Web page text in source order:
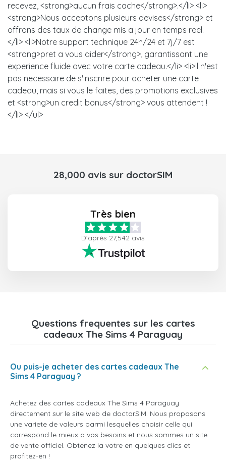
recevez, <strong>aucun frais cache</strong>.</li> <li>
<strong>Nous acceptons plusieurs devises</strong> et
offrons des taux de change mis a jour en temps reel.
</li> <li>Notre support technique 24h/24 et 7j/7 est
<strong>pret a vous aider</strong>, garantissant une
experience fluide avec votre carte cadeau.</li> <li>Il n'est
pas necessaire de s'inscrire pour acheter une carte
cadeau, mais si vous le faites, des promotions exclusives
et <strong>un credit bonus</strong> vous attendent !
</li> </ul>
28,000 avis sur doctorSIM
Très bien
D'après 27,542 avis
Questions frequentes sur les cartes
cadeaux The Sims 4 Paraguay
Ou puis-je acheter des cartes cadeaux The
Sims 4 Paraguay ?
Achetez des cartes cadeaux The Sims 4 Paraguay
directement sur le site web de doctorSIM. Nous proposons
une variete de valeurs parmi lesquelles choisir celle qui
correspond le mieux a vos besoins et nous sommes un site
de vente officiel. Obtenez la votre en quelques clics et
profitez-en !